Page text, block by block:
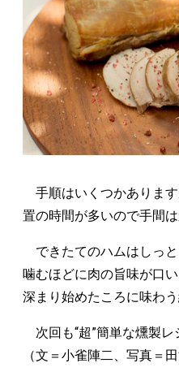
手順はいくつかありま
置の時間が多いので手間は
できたてのハムはしっと
噛むほどに肉の旨味が口
深まり始めたころに味わ
次回も“超”簡単な燻製レ
（文＝小雀陣二、写真＝田